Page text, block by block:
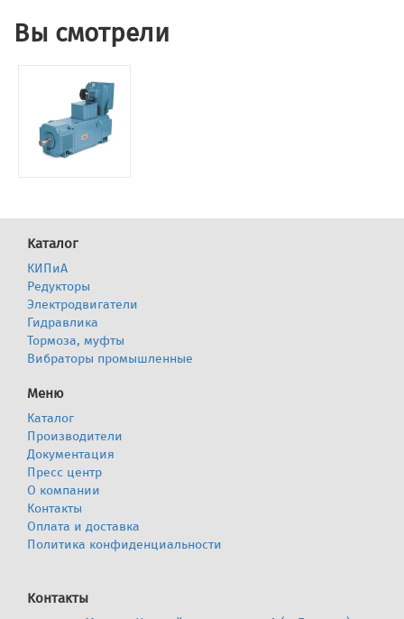
Вы смотрели
Каталог
КИПиА
Редукторы
Электродвигатели
Гидравлика
Тормоза, муфты
Вибраторы промышленные
Меню
Каталог
Производители
Документация
Пресс центр
О компании
Контакты
Оплата и доставка
Политика конфиденциальности
Контакты